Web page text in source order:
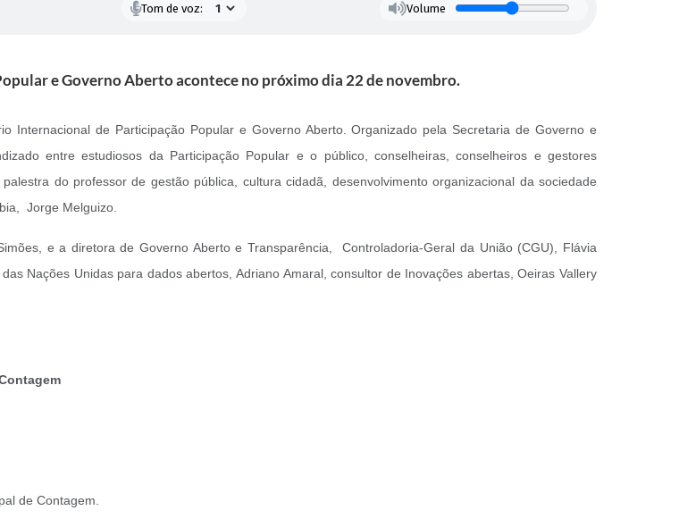
Tom de voz: Volume
e Governo Aberto acontece no próximo dia 22 de novembro.
Internacional de Participação Popular e Governo Aberto. Organizado pela Secretaria de Governo e
entre estudiosos da Participação Popular e o público, conselheiras, conselheiros e gestores
do professor de gestão pública, cultura cidadã, desenvolvimento organizacional da sociedade
Jorge Melguizo.
e a diretora de Governo Aberto e Transparência, Controladoria-Geral da União (CGU), Flávia
Nações Unidas para dados abertos, Adriano Amaral, consultor de Inovações abertas, Oeiras Vallery
de Contagem.